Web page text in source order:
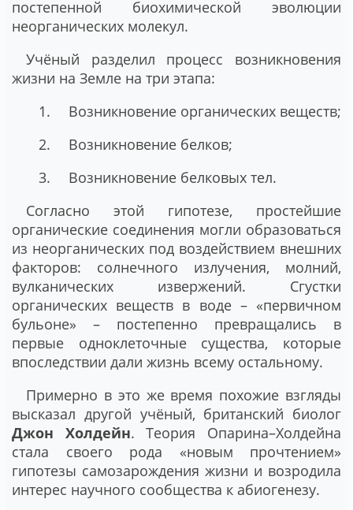
постепенной биохимической эволюции
неорганических молекул.
Учёный разделил процесс возникновения
жизни на Земле на три этапа:
Возникновение органических веществ;
Возникновение белков;
Возникновение белковых тел.
Согласно этой гипотезе, простейшие
органические соединения могли образоваться
из неорганических под воздействием внешних
факторов: солнечного излучения, молний,
вулканических извержений. Сгустки
органических веществ в воде – «первичном
бульоне» – постепенно превращались в
первые одноклеточные существа, которые
впоследствии дали жизнь всему остальному.
Примерно в это же время похожие взгляды
высказал другой учёный, британский биолог
Джон Холдейн. Теория Опарина–Холдейна
стала своего рода «новым прочтением»
гипотезы самозарождения жизни и возродила
интерес научного сообщества к абиогенезу.